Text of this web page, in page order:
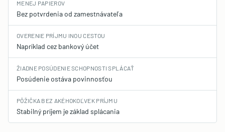
MENEJ PAPIEROV
Bez potvrdenia od zamestnávateľa
OVERENIE PRÍJMU INOU CESTOU
Napríklad cez bankový účet
ŽIADNE POSÚDENIE SCHOPNOSTI SPLÁCAŤ
Posúdenie ostáva povinnosťou
PÔŽIČKA BEZ AKÉHOKOĽVEK PRÍJMU
Stabilný príjem je základ splácania